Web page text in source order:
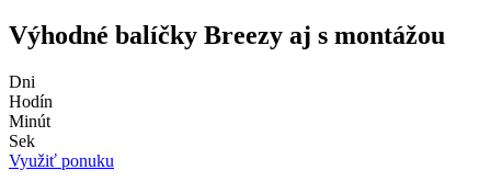
Výhodné balíčky Breezy aj s montážou
Dni
Hodín
Minút
Sek
Využiť ponuku